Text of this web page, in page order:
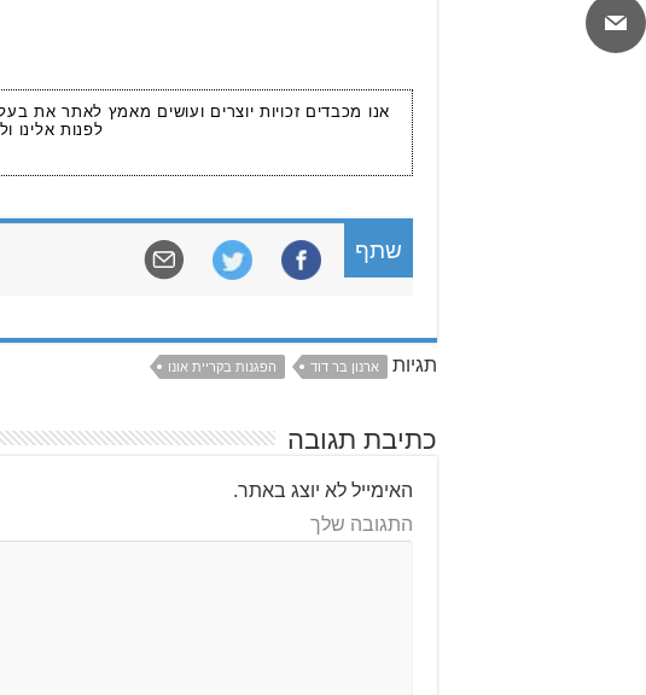
אנו מכבדים זכויות יוצרים ועושים מאמץ לאתר את
לפנות אלינו
שתף
תגיות ארנון בר דוד הפגנות בקריית אונו
כתיבת תגובה
האימייל לא יוצג באתר.
התגובה שלך